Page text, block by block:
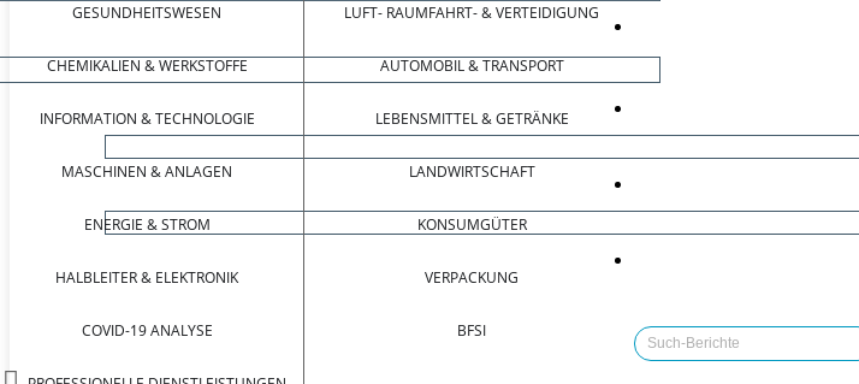
GESUNDHEITSWESEN
CHEMIKALIEN & WERKSTOFFE
INFORMATION & TECHNOLOGIE
MASCHINEN & ANLAGEN
ENERGIE & STROM
HALBLEITER & ELEKTRONIK
COVID-19 ANALYSE
LUFT- RAUMFAHRT- & VERTEIDIGUNG
AUTOMOBIL & TRANSPORT
LEBENSMITTEL & GETRÄNKE
LANDWIRTSCHAFT
KONSUMGÜTER
VERPACKUNG
BFSI